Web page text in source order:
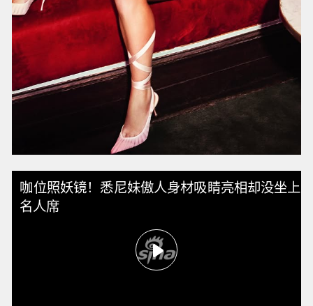
咖位照妖镜！悉尼妹傲人身材吸睛亮相却没坐上
名人席